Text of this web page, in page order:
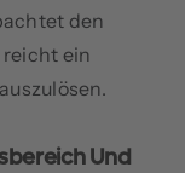
den
ein
Und